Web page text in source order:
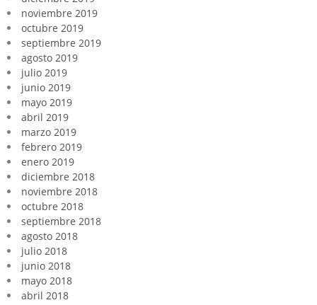
noviembre 2019
octubre 2019
septiembre 2019
agosto 2019
julio 2019
junio 2019
mayo 2019
abril 2019
marzo 2019
febrero 2019
enero 2019
diciembre 2018
noviembre 2018
octubre 2018
septiembre 2018
agosto 2018
julio 2018
junio 2018
mayo 2018
abril 2018